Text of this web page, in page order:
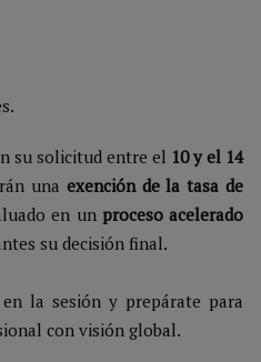
su solicitud entre el 10 y el 14
una exención de la tasa de
en un proceso acelerado
su decisión final.
la sesión y prepárate para
con visión global.